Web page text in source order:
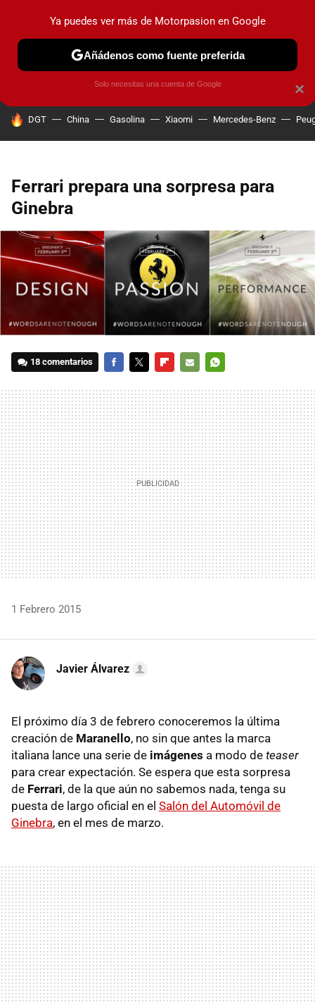
PRUEBAS COCHES ELÉCTRICOS OBSERVATORIO
HOY SE HABLA DE
DGT China Gasolina Xiaomi Mercedes-Benz
Ferrari prepara una sorpresa para
Ginebra
18 comentarios
MAIL
1 Febrero 2015
Javier Álvarez
El próximo día 3 de febrero conoceremos la última
creación de Maranello, no sin que antes la marca
italiana lance una serie de imágenes a modo de teaser
para crear expectación. Se espera que esta sorpresa
de Ferrari, de la que aún no sabemos nada, tenga su
puesta de largo oficial en el Salón del Automóvil de
Ginebra, en el mes de marzo.
×
Ya puedes ver más de Motorpasion en Google
Añádenos como fuente preferida
Solo necesitas una cuenta de Google